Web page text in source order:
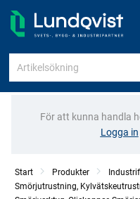
För att kunna handla
Logga in
Start Produkter
Smörjutrustning,